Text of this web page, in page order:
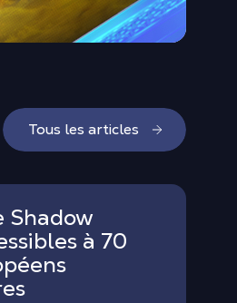
Tous les articles
Shadow
à 70